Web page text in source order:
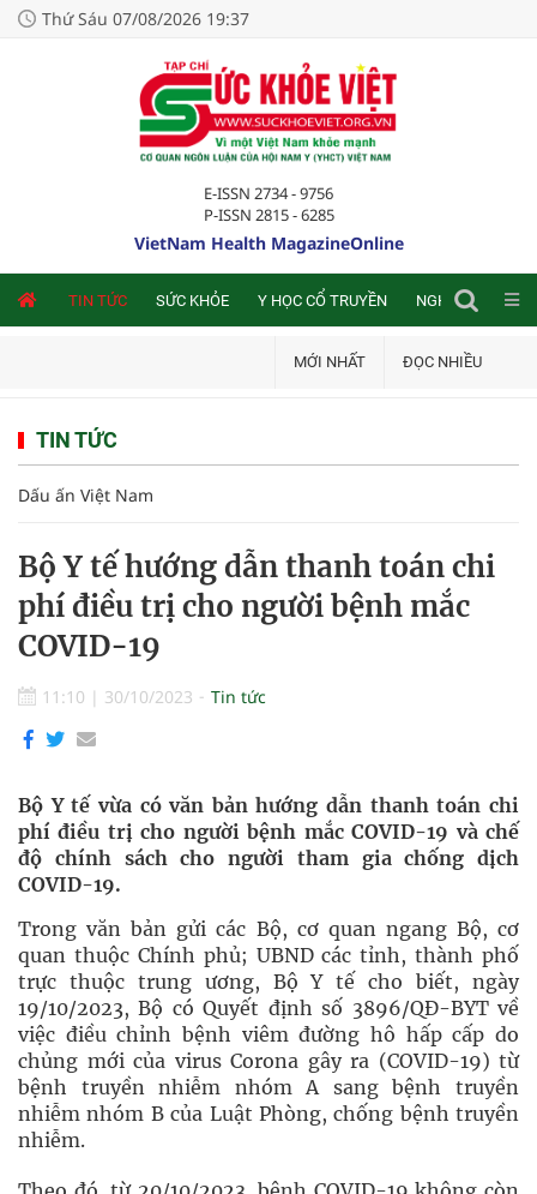
Thứ Sáu 07/08/2026 19:37
E-ISSN 2734 - 9756
P-ISSN 2815 - 6285
VietNam Health MagazineOnline
TIN TỨC SỨC KHỎE Y HỌC CỔ TRUYỀN NGHIÊN CỨU
MỚI NHẤT ĐỌC NHIỀU
TIN TỨC
Dấu ấn Việt Nam
Bộ Y tế hướng dẫn thanh toán chi
phí điều trị cho người bệnh mắc
COVID-19
11:10 | 30/10/2023 Tin tức
Bộ Y tế vừa có văn bản hướng dẫn thanh toán chi
phí điều trị cho người bệnh mắc COVID-19 và chế
độ chính sách cho người tham gia chống dịch
COVID-19.
Trong văn bản gửi các Bộ, cơ quan ngang Bộ, cơ
quan thuộc Chính phủ; UBND các tỉnh, thành phố
trực thuộc trung ương, Bộ Y tế cho biết, ngày
19/10/2023, Bộ có Quyết định số 3896/QĐ-BYT về
việc điều chỉnh bệnh viêm đường hô hấp cấp do
chủng mới của virus Corona gây ra (COVID-19) từ
bệnh truyền nhiễm nhóm A sang bệnh truyền
nhiễm nhóm B của Luật Phòng, chống bệnh truyền
nhiễm.